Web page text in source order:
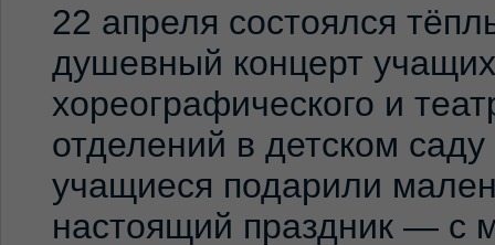
22 апреля состоялся
душевный концерт
хореографического и
отделений в детском
учащиеся подарили
настоящий праздник — с